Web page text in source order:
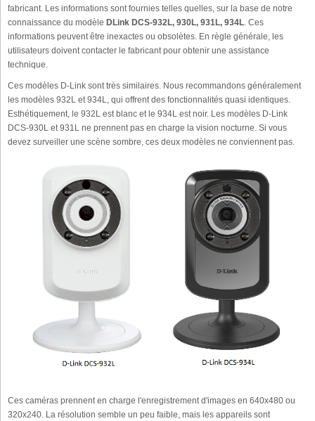
fabricant. Les informations sont fournies telles quelles, sur la base de notre
connaissance du modèle DLink DCS-932L, 930L, 931L, 934L. Ces
informations peuvent être inexactes ou obsolètes. En règle générale, les
utilisateurs doivent contacter le fabricant pour obtenir une assistance
technique.
Ces modèles D-Link sont très similaires. Nous recommandons généralement
les modèles 932L et 934L, qui offrent des fonctionnalités quasi identiques.
Esthétiquement, le 932L est blanc et le 934L est noir. Les modèles D-Link
DCS-930L et 931L ne prennent pas en charge la vision nocturne. Si vous
devez surveiller une scène sombre, ces deux modèles ne conviennent pas.
Ces caméras prennent en charge l'enregistrement d'images en 640x480 ou
320x240. La résolution semble un peu faible, mais les appareils sont